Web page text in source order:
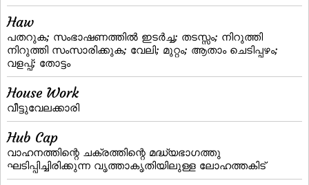
Haw
പതറുക; സംഭാഷണത്തില്‍ ഇടര്‍ച്ച; തടസ്സം; നിറുത്തി
നിറുത്തി സംസാരിക്കുക; വേലി; മുറ്റം; ആതാം ചെടിപ്പഴം;
വളപ്പ്‌; തോട്ടം
House Work
വീട്ടുവേലക്കാരി
Hub Cap
വാഹനത്തിന്റെ ചക്രത്തിന്റെ മദ്ധ്യഭാഗത്തു
ഘടിപ്പിച്ചിരിക്കുന്ന വൃത്താകൃതിയിലുള്ള ലോഹത്തകിട്‌